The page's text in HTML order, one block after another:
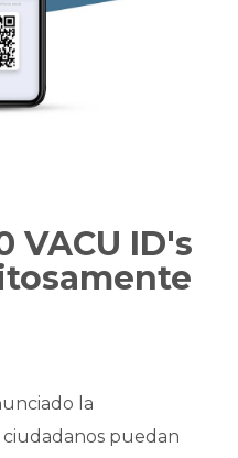
VACU ID's
la
puedan